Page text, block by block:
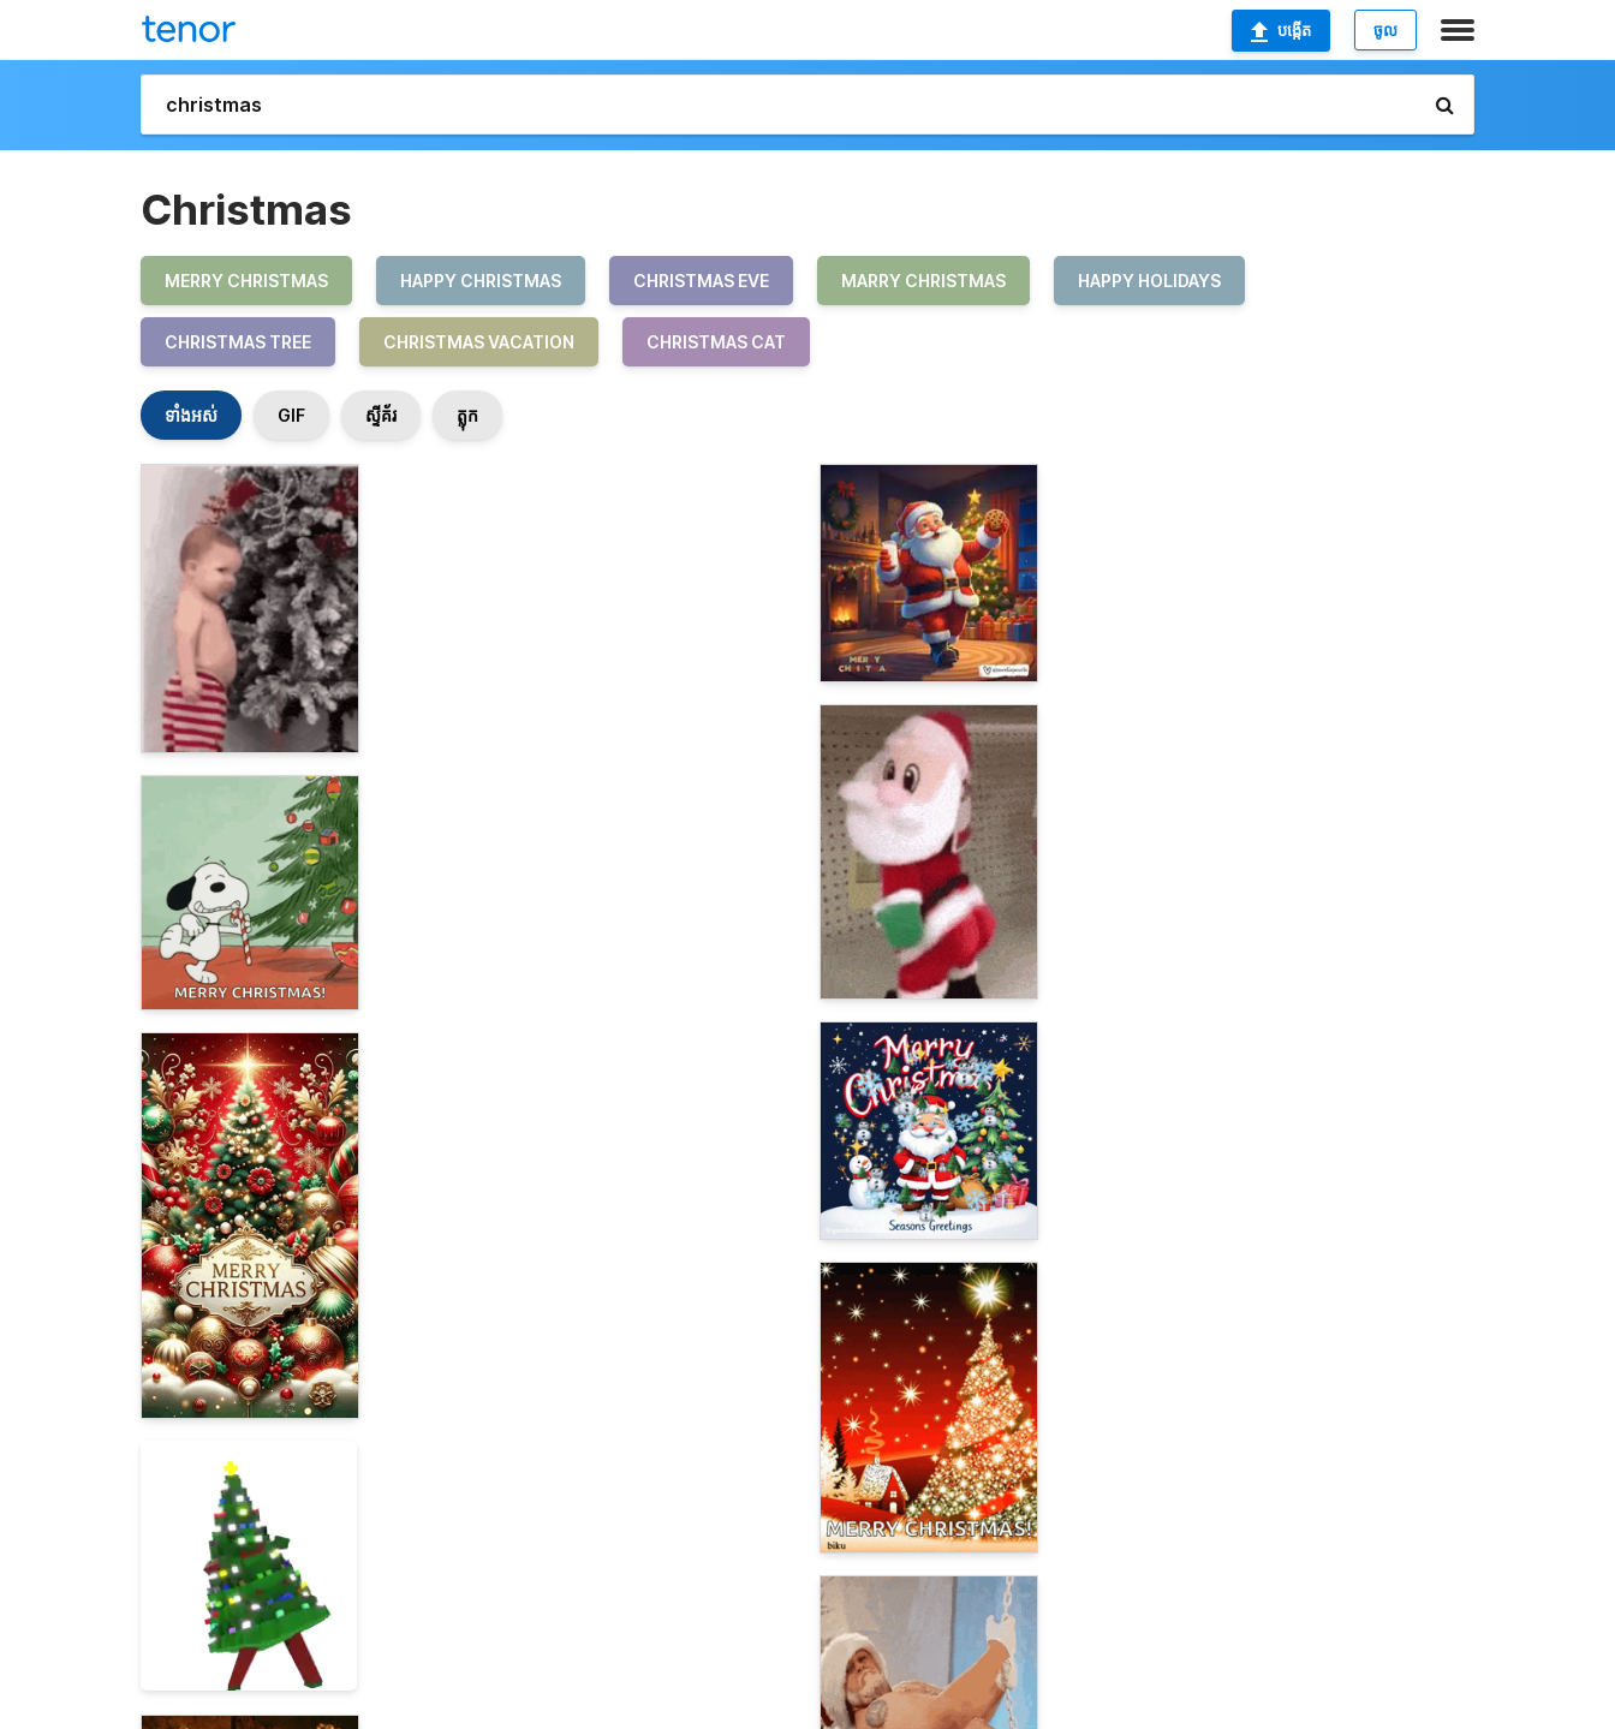
បង្កើត ចូល
Christmas
MERRY CHRISTMAS HAPPY CHRISTMAS CHRISTMAS EVE MARRY CHRISTMAS HAPPY HOLIDAYS
CHRISTMAS TREE CHRISTMAS VACATION CHRISTMAS CAT
ទាំងអស់ GIF ស្ទីគ័រ ត្លុក